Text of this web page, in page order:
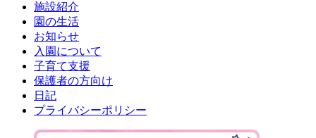
施設紹介
園の生活
お知らせ
入園について
子育て支援
保護者の方向け
日記
プライバシーポリシー